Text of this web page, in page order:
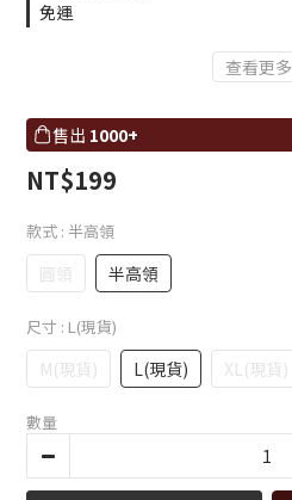
免運
查看更多
售出 1000+
NT$199
款式 : 半高領
圓領 半高領
尺寸 : L(現貨)
M(現貨) L(現貨) XL(現貨)
數量